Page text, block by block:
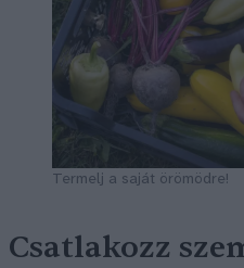
Termelj a saját örömödre!
Csatlakozz